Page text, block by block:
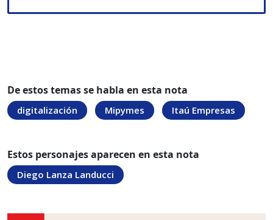
De estos temas se habla en esta nota
digitalización Mipymes Itaú Empresas
Estos personajes aparecen en esta nota
Diego Lanza Landucci